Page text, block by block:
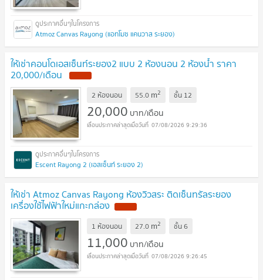
Atmoz Canvas Rayong (แอทโมซ แคนวาส ระยอง)
ให้เช่าคอนโดเอสเซ็นท์ระยอง2 แบบ 2 ห้องนอน 2 ห้องน้ำ ราคา
20,000/เดือน
2 ห้องนอน 55.0 m2 ชั้น 12
20,000 บาท/เดือน
07/08/2026 9:29:36
Escent Rayong 2 (เอสเซ็นท์ ระยอง 2)
ให้เช่า Atmoz Canvas Rayong ห้องวิวสระ ติดเซ็นทรัลระยอง
เครื่องใช้ไฟฟ้าใหม่แกะกล่อง
1 ห้องนอน 27.0 m2 ชั้น6
11,000 บาท/เดือน
07/08/2026 9:26:45